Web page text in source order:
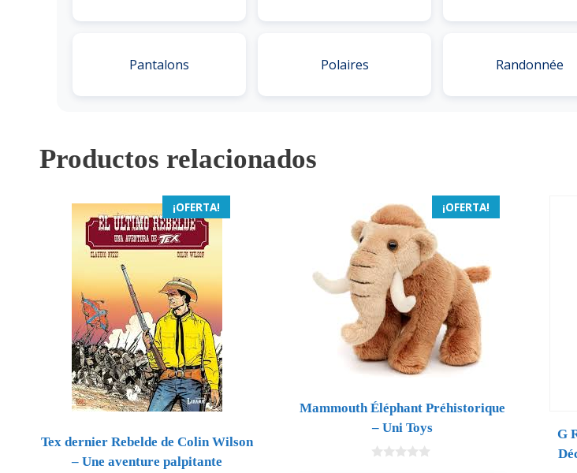
Pantalons Polaires Randonnée
Productos relacionados
¡OFERTA!
Tex dernier Rebelde de Colin Wilson
– Une aventure palpitante
¡OFERTA!
Mammouth Éléphant Préhistorique
– Uni Toys
G